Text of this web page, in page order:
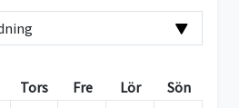
Tors Fre Lör
Sön